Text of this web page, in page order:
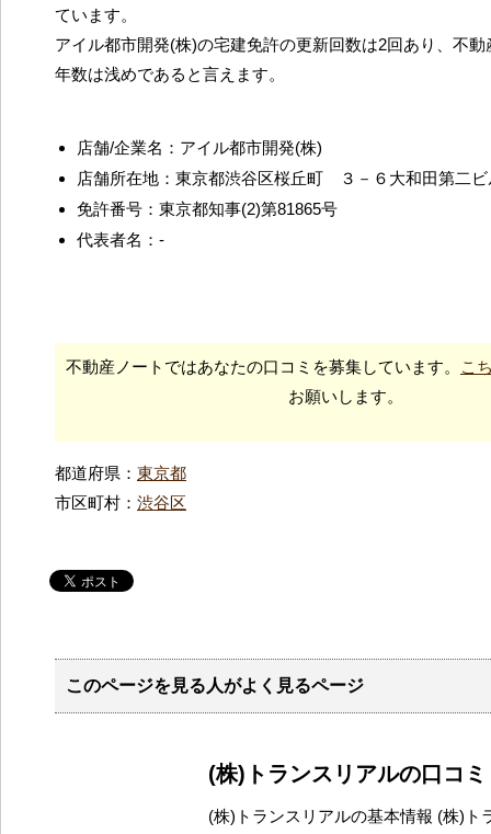
ています。
アイル都市開発(株)の宅建免許の更新回数は2回あり、不
年数は浅めであると言えます。
店舗/企業名：アイル都市開発(株)
店舗所在地：東京都渋谷区桜丘町 ３－６大和田第二ビ
免許番号：東京都知事(2)第81865号
代表者名：-
不動産ノートではあなたの口コミを募集しています。
こ
お願いします。
都道府県： 東京都
市区町村： 渋谷区
このページを見る人がよく見るページ
(株)トランスリアルの口コ
(株)トランスリアルの基本情報 (株)ト